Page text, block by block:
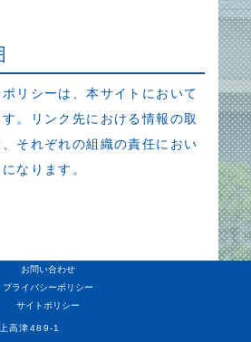
リシーは、本サイトにおいて
。リンク先における情報の取
それぞれの組織の責任におい
なります。
お問い合わせ
プライバシーポリシー
サイトポリシー
高津489-1